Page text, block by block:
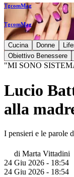
TgcomMag
TgcomMag
Cucina Donne
Obiettivo Benessere
"MI SONO
Lucio
alla
I pensieri e le parole
di Marta Vittadini
24 Giu 2026 - 18:54
24 Giu 2026 - 18:54